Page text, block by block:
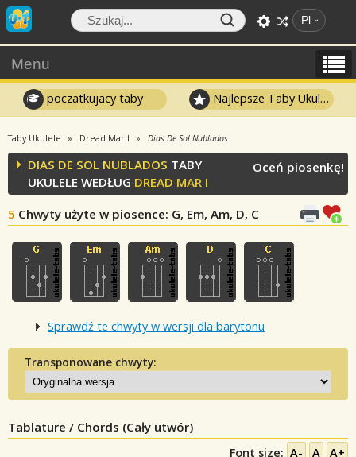
Pl
Menu
poczatkujacy taby Najlepsze Taby Ukulele
Taby Ukulele Dread Mar I Dias De Sol Nublados
DIAS DE SOL NUBLADOS TABY
UKULELE WEDŁUG DREAD MAR I
5 Chwyty użyte w piosence: G, Em, Am, D, C
Oceń piosenkę!
Sprawdź te chwyty w wersji dla barytonu
Transponowane chwyty:
Tablature / Chords (Cały utwór)
Font size: A- A A+